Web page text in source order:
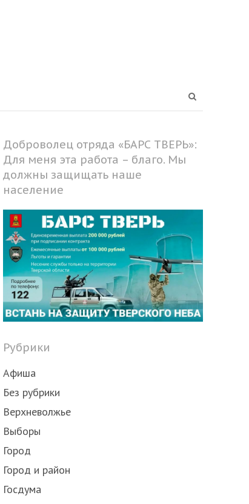
Доброволец отряда «БАРС ТВЕРЬ»:
Для меня эта работа – благо. Мы
должны защищать наше
население
Рубрики
Афиша
Без рубрики
Верхневолжье
Выборы
Город
Город и район
Госдума